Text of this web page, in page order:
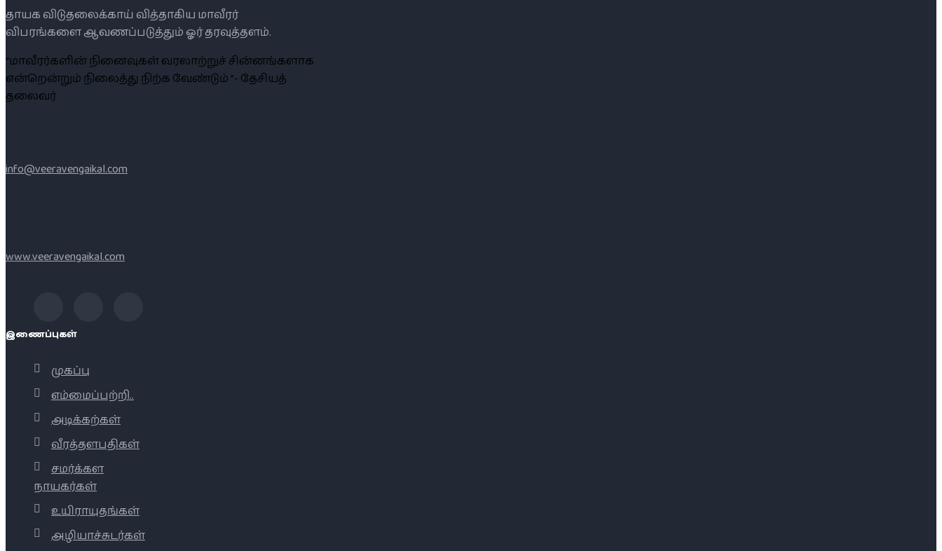
தாயக விடுதலைக்காய் வித்தாகிய மாவீரர்
விபரங்களை ஆவணப்படுத்தும் ஓர் தரவுத்தளம்.
“மாவீரர்களின் நினைவுகள் வரலாற்றுச் சின்னங்களாக
என்றென்றும் நிலைத்து நிற்க வேண்டும் ”- தேசியத்
தலைவர்
info@veeravengaikal.com
www.veeravengaikal.com
இணைப்புகள்
முகப்பு
எம்மைப்பற்றி..
அடிக்கற்கள்
வீரத்தளபதிகள்
சமர்க்கள
நாயகர்கள்
உயிராயுதங்கள்
அழியாச்சுடர்கள்